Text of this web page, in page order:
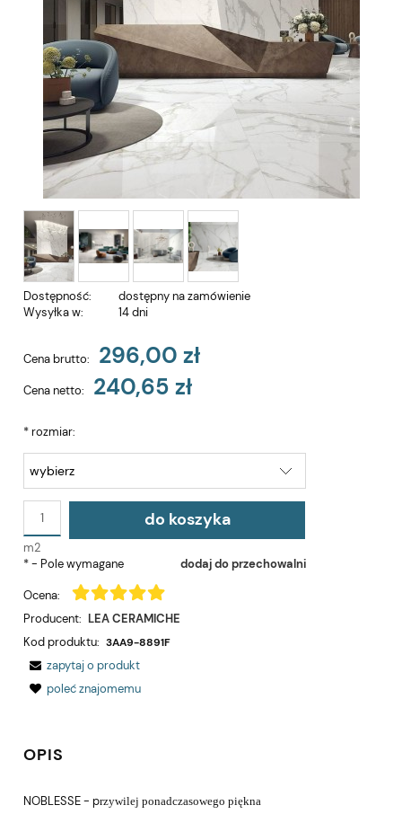
Dostępność:
dostępny na zamówienie
Wysyłka w:
14 dni
Cena brutto: 296,00 zł
Cena netto: 240,65 zł
*rozmiar:
m2
do koszyka
dodaj do przechowalni
*- Pole wymagane
Ocena:
Producent: LEA CERAMICHE
Kod produktu: 3AA9-8891F
zapytaj o produkt
poleć znajomemu
OPIS
NOBLESSE - przywilej ponadczasowego piękna